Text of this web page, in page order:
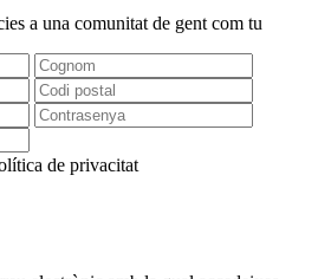
a una comunitat de gent com tu
de privacitat